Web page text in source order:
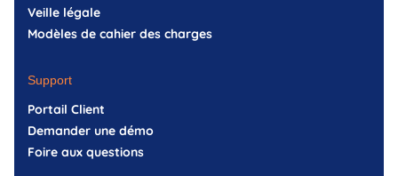
Veille légale
Modèles de cahier des charges
Support
Portail Client
Demander une démo
Foire aux questions